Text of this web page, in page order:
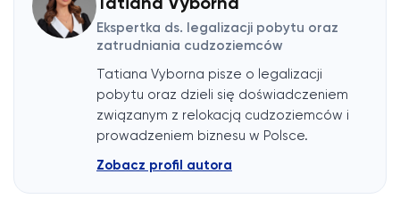
Tatiana Vyborna
Ekspertka ds. legalizacji pobytu oraz
zatrudniania cudzoziemców
Tatiana Vyborna pisze o legalizacji
pobytu oraz dzieli się doświadczeniem
związanym z relokacją cudzoziemców i
prowadzeniem biznesu w Polsce.
Zobacz profil autora